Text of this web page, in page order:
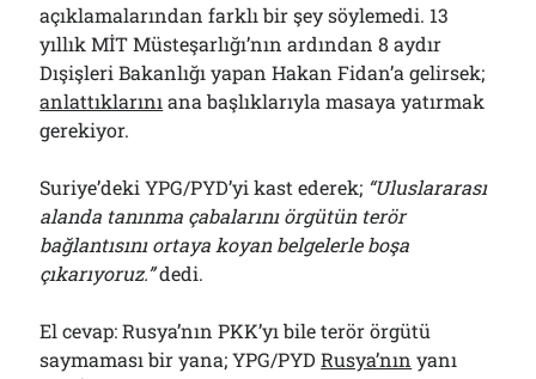
açıklamalarından farklı bir şey söylemedi. 13
yıllık MİT Müsteşarlığı’nın ardından 8 aydır
Dışişleri Bakanlığı yapan Hakan Fidan’a gelirsek;
anlattıklarını ana başlıklarıyla masaya yatırmak
gerekiyor.
Suriye’deki YPG/PYD’yi kast ederek; “Uluslararası
alanda tanınma çabalarını örgütün terör
bağlantısını ortaya koyan belgelerle boşa
çıkarıyoruz.”dedi.
El cevap: Rusya’nın PKK’yı bile terör örgütü
saymaması bir yana; YPG/PYDRusya’nın yanı